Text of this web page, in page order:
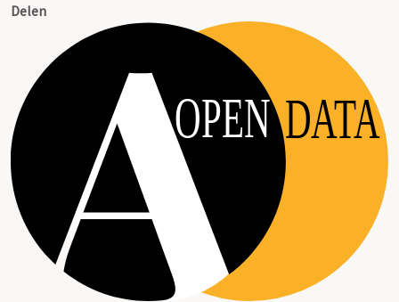
Delen
OPEN DATA